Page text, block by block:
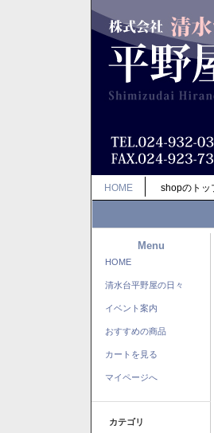
HOME shopのトッ
Menu
HOME
清水台平野屋の日々
イベント案内
おすすめの商品
カートを見る
マイページへ
カテゴリ